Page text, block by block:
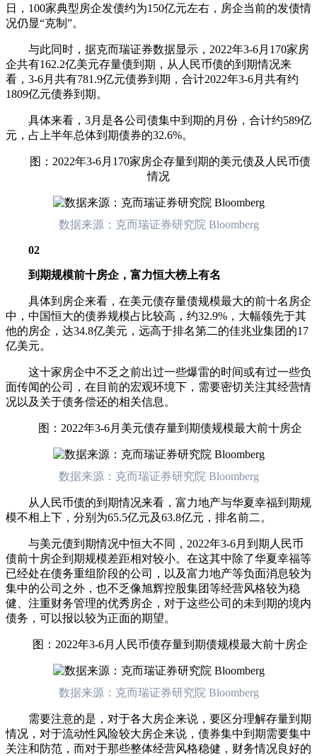
日，100家典型房企发债约为150亿元左右，房企当前的发债情
况仍显“克制”。
与此同时，据克而瑞证券数据显示，2022年3-6月170家房
企共有162.2亿美元存量债到期，从人民币债的到期情况来
看，3-6月共有781.9亿元债券到期，合计2022年3-6月共有约
1809亿元债券到期。
具体来看，3月是各公司债集中到期的月份，合计约589亿
元，占上半年总体到期债券的32.6%。
图：2022年3-6月170家房企存量到期的美元债及人民币债
情况
数据来源：克而瑞证券研究院 Bloomberg
02
到期规模前十房企，富力恒大榜上有名
具体到房企来看，在美元债存量债规模最大的前十名房企
中，中国恒大的债券规模占比较高，约32.9%，大幅领先于其
他的房企，达34.8亿美元，远高于排名第二的佳兆业集团的17
亿美元。
这十家房企中不乏之前出过一些爆雷的时间或有过一些负
面传闻的公司，在目前的宏观环境下，需要密切关注其经营情
况以及关于债务偿还的相关信息。
图：2022年3-6月美元债存量到期债规模最大前十房企
数据来源：克而瑞证券研究院 Bloomberg
从人民币债的到期情况来看，富力地产与华夏幸福到期规
模不相上下，分别为65.5亿元及63.8亿元，排名前二。
与美元债到期情况中恒大不同，2022年3-6月到期人民币
债前十房企到期规模差距相对较小。在这其中除了华夏幸福等
已经处在债务重组阶段的公司，以及富力地产等负面消息较为
集中的公司之外，也不乏像旭辉控股集团等经营风格较为稳
健、注重财务管理的优秀房企，对于这些公司的未到期的境内
债务，可以报以较为正面的期望。
图：2022年3-6月人民币债存量到期债规模最大前十房企
数据来源：克而瑞证券研究院 Bloomberg
需要注意的是，对于各大房企来说，要区分理解存量到期
情况，对于流动性风险较大房企来说，债券集中到期需要集中
关注和防范，而对于那些整体经营风格稳健，财务情况良好的